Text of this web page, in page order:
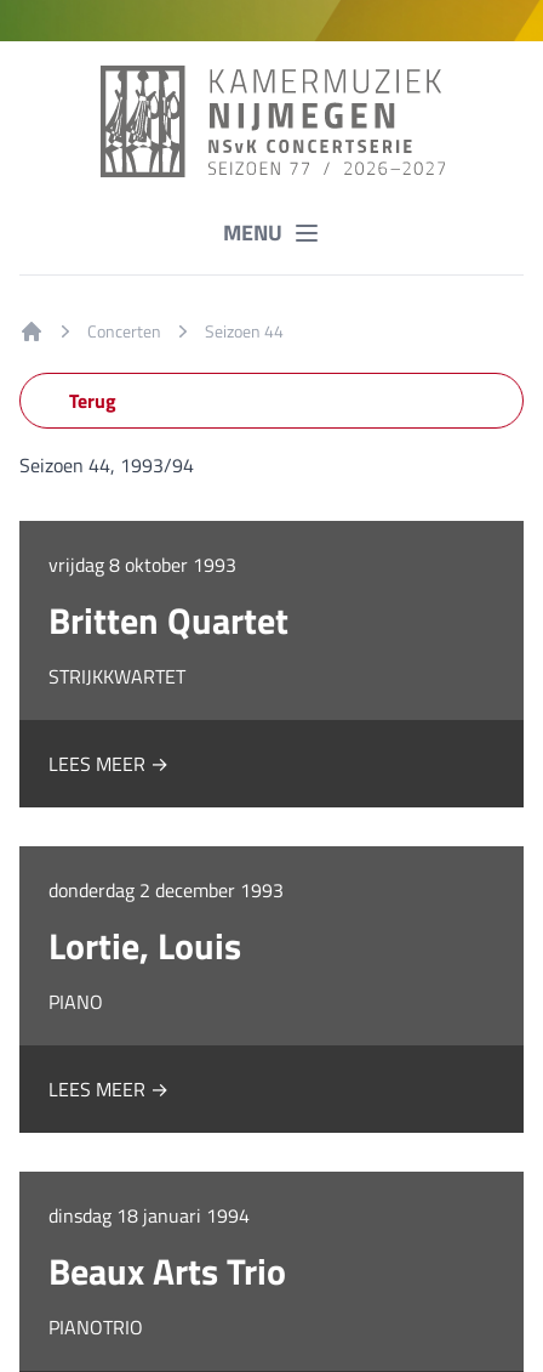
MENU
Concerten Seizoen 44
Terug
Seizoen 44, 1993/94
vrijdag 8 oktober 1993
Britten Quartet
STRIJKKWARTET
LEES MEER →
donderdag 2 december 1993
Lortie, Louis
PIANO
LEES MEER →
dinsdag 18 januari 1994
Beaux Arts Trio
PIANOTRIO